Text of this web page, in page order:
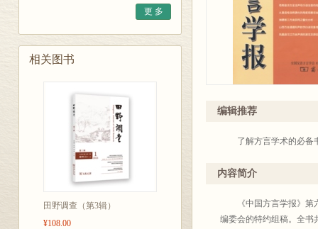
更 多
相关图书
田野调查（第3辑）
¥108.00
编辑推荐
了解方言学术的必备
内容简介
《中国方言学报》第六
编委会的特约组稿。全书